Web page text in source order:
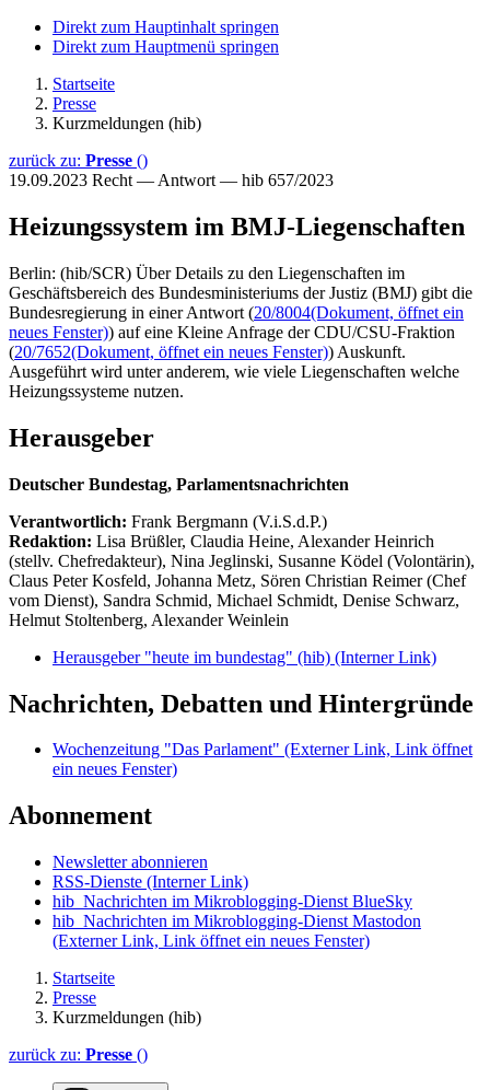
Direkt zum Hauptinhalt springen
Direkt zum Hauptmenü springen
Startseite
Presse
Kurzmeldungen (hib)
zurück zu: Presse ()
19.09.2023 Recht — Antwort — hib 657/2023
Heizungssystem im BMJ-Liegenschaften
Berlin: (hib/SCR) Über Details zu den Liegenschaften im
Geschäftsbereich des Bundesministeriums der Justiz (BMJ) gibt die
Bundesregierung in einer Antwort (20/8004(Dokument, öffnet ein
neues Fenster)) auf eine Kleine Anfrage der CDU/CSU-Fraktion
(20/7652(Dokument, öffnet ein neues Fenster)) Auskunft.
Ausgeführt wird unter anderem, wie viele Liegenschaften welche
Heizungssysteme nutzen.
Herausgeber
Deutscher Bundestag, Parlamentsnachrichten
Verantwortlich: Frank Bergmann (V.i.S.d.P.)
Redaktion: Lisa Brüßler, Claudia Heine, Alexander Heinrich
(stellv. Chefredakteur), Nina Jeglinski, Susanne Ködel (Volontärin),
Claus Peter Kosfeld, Johanna Metz, Sören Christian Reimer (Chef
vom Dienst), Sandra Schmid, Michael Schmidt, Denise Schwarz,
Helmut Stoltenberg, Alexander Weinlein
Herausgeber "heute im bundestag" (hib) (Interner Link)
Nachrichten, Debatten und Hintergründe
Wochenzeitung "Das Parlament" (Externer Link, Link öffnet
ein neues Fenster)
Abonnement
Newsletter abonnieren
RSS-Dienste (Interner Link)
hib_Nachrichten im Mikroblogging-Dienst BlueSky
hib_Nachrichten im Mikroblogging-Dienst Mastodon
(Externer Link, Link öffnet ein neues Fenster)
Startseite
Presse
Kurzmeldungen (hib)
zurück zu: Presse ()